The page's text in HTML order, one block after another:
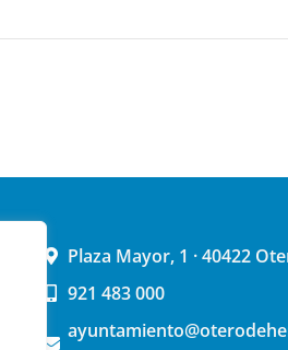
Plaza Mayor, 1 · 40422
921 483 000